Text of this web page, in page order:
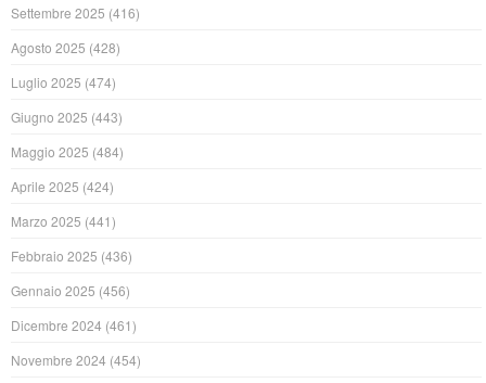
Settembre 2025 (416)
Agosto 2025 (428)
Luglio 2025 (474)
Giugno 2025 (443)
Maggio 2025 (484)
Aprile 2025 (424)
Marzo 2025 (441)
Febbraio 2025 (436)
Gennaio 2025 (456)
Dicembre 2024 (461)
Novembre 2024 (454)